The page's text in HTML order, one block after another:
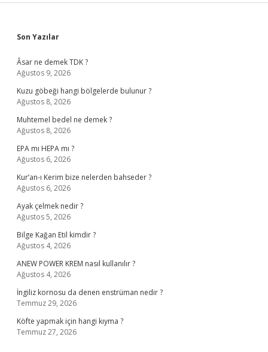
Sidebar
Son Yazılar
Âsar ne demek TDK ?
Ağustos 9, 2026
Kuzu göbeği hangi bölgelerde bulunur ?
Ağustos 8, 2026
Muhtemel bedel ne demek ?
Ağustos 8, 2026
EPA mı HEPA mı ?
Ağustos 6, 2026
Kur’an-ı Kerim bize nelerden bahseder ?
Ağustos 6, 2026
Ayak çelmek nedir ?
Ağustos 5, 2026
Bilge Kağan Etil kimdir ?
Ağustos 4, 2026
ANEW POWER KREM nasıl kullanılır ?
Ağustos 4, 2026
İngiliz kornosu da denen enstrüman nedir ?
Temmuz 29, 2026
Köfte yapmak için hangi kıyma ?
Temmuz 27, 2026